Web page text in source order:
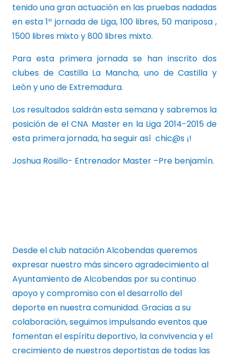
tenido una gran actuación en las pruebas nadadas
en esta 1º jornada de Liga, 100 libres, 50 mariposa ,
1500 libres mixto y 800 libres mixto.
Para esta primera jornada se han inscrito dos
clubes de Castilla La Mancha, uno de Castilla y
León y uno de Extremadura.
Los resultados saldrán esta semana y sabremos la
posición de el CNA Master en la Liga 2014-2015 de
esta primera jornada, ha seguir así chic@s ¡!
Joshua Rosillo- Entrenador Master –Pre benjamín.
Desde el club natación Alcobendas queremos
expresar nuestro más sincero agradecimiento al
Ayuntamiento de Alcobendas por su continuo
apoyo y compromiso con el desarrollo del
deporte en nuestra comunidad. Gracias a su
colaboración, seguimos impulsando eventos que
fomentan el espíritu deportivo, la convivencia y el
crecimiento de nuestros deportistas de todas las